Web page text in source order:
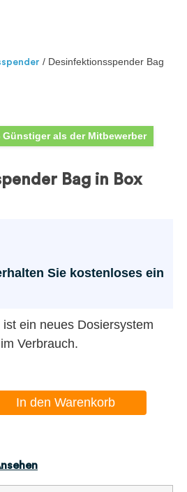
/ Desinfektionsspender Bag
Günstiger als der Mitbewerber
Bag in Box
Sie kostenloses ein
ein neues Dosiersystem
Verbrauch.
In den Warenkorb